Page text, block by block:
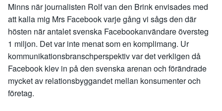
Minns när journalisten Rolf van den Brink envisades med
att kalla mig Mrs Facebook varje gång vi sågs den där
hösten när antalet svenska Facebookanvändare översteg
1 miljon. Det var inte menat som en komplimang. Ur
kommunikationsbranschperspektiv var det verkligen då
Facebook klev in på den svenska arenan och förändrade
mycket av relationsbyggandet mellan konsumenter och
företag.